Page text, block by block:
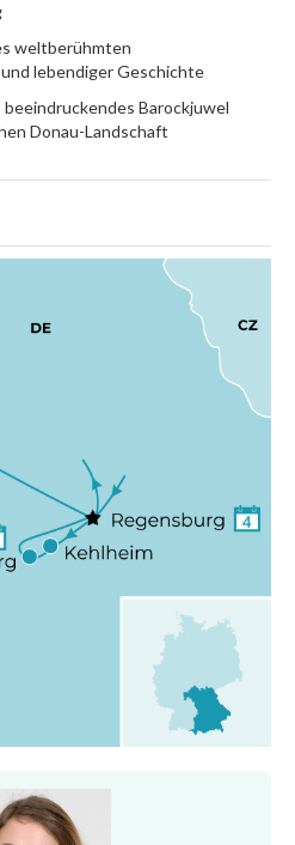
weltberühmten
lebendiger Geschichte
Barockjuwel
Donau-Landschaft